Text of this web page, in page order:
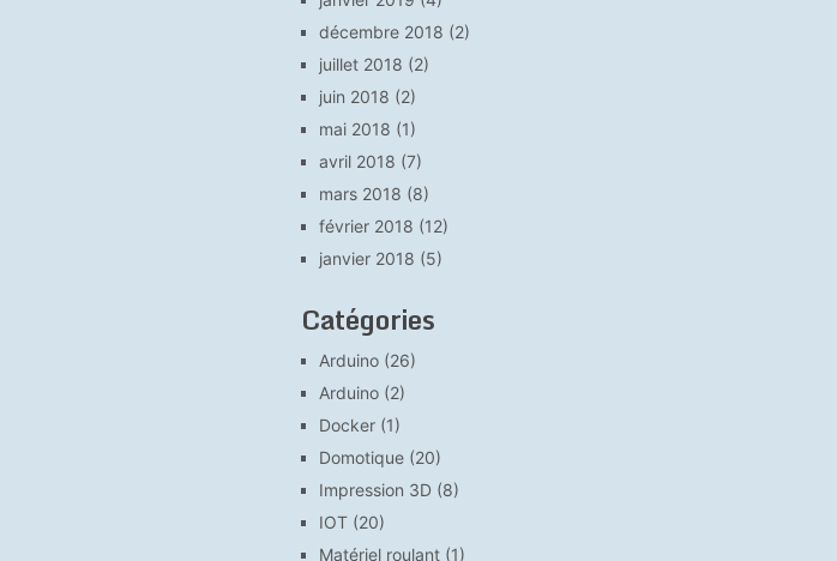
décembre 2018 (2)
juillet 2018 (2)
juin 2018 (2)
mai 2018 (1)
avril 2018 (7)
mars 2018 (8)
février 2018 (12)
janvier 2018 (5)
Catégories
Arduino (26)
Arduino (2)
Docker (1)
Domotique (20)
Impression 3D (8)
IOT (20)
Matériel roulant (1)